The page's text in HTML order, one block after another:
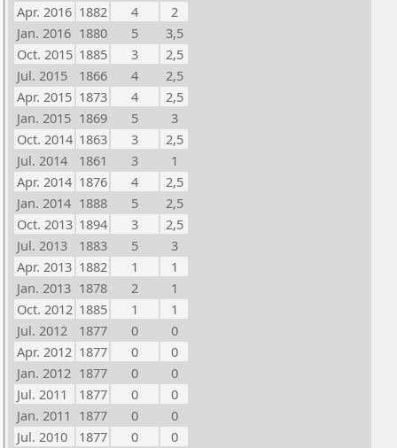
Apr. 2016 1882 4
2
Jan. 2016 1880 5
3,5
Oct. 2015 1885 3
2,5
Jul. 2015
1866 4
2,5
Apr. 2015 1873 4
2,5
Jan. 2015 1869 5
3
Oct. 2014 1863 3
2,5
Jul. 2014
1861 3
1
Apr. 2014 1876 4
2,5
Jan. 2014 1888 5
2,5
Oct. 2013 1894 3
2,5
Jul. 2013
1883 5
3
Apr. 2013 1882 1
1
Jan. 2013 1878 2
1
Oct. 2012 1885 1
1
Jul. 2012
1877 0
0
Apr. 2012 1877 0
0
Jan. 2012 1877 0
0
Jul. 2011
1877 0
0
Jan. 2011 1877 0
0
Jul. 2010
1877 0
0